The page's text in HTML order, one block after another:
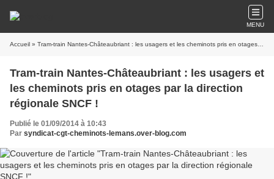
MENU
Accueil » Tram-train Nantes-Châteaubriant : les usagers et les cheminots pris en otages par la direction régionale SNCF !
Tram-train Nantes-Châteaubriant : les usagers et
les cheminots pris en otages par la direction
régionale SNCF !
Publié le 01/09/2014 à 10:43
Par syndicat-cgt-cheminots-lemans.over-blog.com